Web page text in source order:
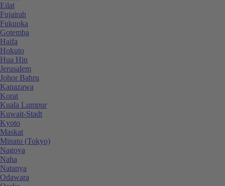
Eilat
Fujairah
Fukuoka
Gotemba
Haifa
Hokuto
Hua Hin
Jerusalem
Johor Bahru
Kanazawa
Korat
Kuala Lumpur
Kuwait-Stadt
Kyoto
Maskat
Minato (Tokyo)
Nagoya
Naha
Natanya
Odawara